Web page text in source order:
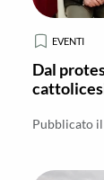
EVENTI
Dal
Pubblicato